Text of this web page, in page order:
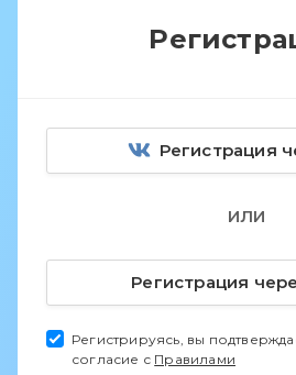
Регистрация
ИЛИ
Регистрация
Регистрируясь, вы
согласие с Правилами